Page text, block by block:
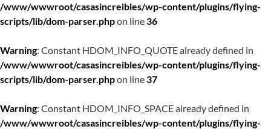
/www/wwwroot/casasincreibles/wp-content/plugins/flying-
scripts/lib/dom-parser.phpon line36
Warning: Constant HDOM_INFO_QUOTE already defined in
/www/wwwroot/casasincreibles/wp-content/plugins/flying-
scripts/lib/dom-parser.phpon line37
Warning: Constant HDOM_INFO_SPACE already defined in
/www/wwwroot/casasincreibles/wp-content/plugins/flying-